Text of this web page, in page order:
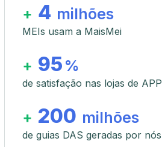
+ 4 milhões
MEIs usam a MaisMei
+ 95 %
de satisfação nas lojas de APP
+ 200 milhões
de guias DAS geradas por nós